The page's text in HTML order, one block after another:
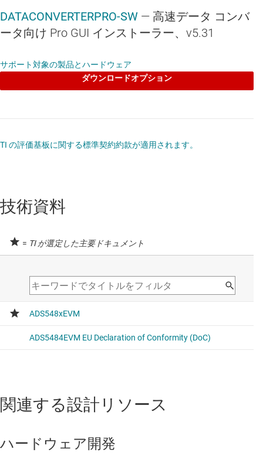
DATACONVERTERPRO-SW — 高速データ コンバ
ータ向け Pro GUI インストーラー、v5.31
サポート対象の製品とハードウェア
ダウンロードオプション
TI の評価基板に関する標準契約約款が適用されます。
技術資料
= TI が選定した主要ドキュメント
関連する設計リソース
ハードウェア開発